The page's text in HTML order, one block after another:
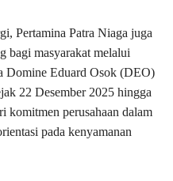
Pertamina Patra Niaga juga
bagi masyarakat melalui
Domine Eduard Osok (DEO)
22 Desember 2025 hingga
komitmen perusahaan dalam
pada kenyamanan